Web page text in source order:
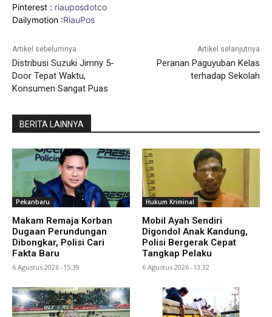
Pinterest : riauposdotco
Dailymotion :RiauPos
Artikel sebelumnya
Distribusi Suzuki Jimny 5-
Door Tepat Waktu,
Konsumen Sangat Puas
Artikel selanjutnya
Peranan Paguyuban Kelas
terhadap Sekolah
BERITA LAINNYA
Pekanbaru
Makam Remaja Korban
Dugaan Perundungan
Dibongkar, Polisi Cari
Fakta Baru
6 Agustus 2026 -15:39
Hukum Kriminal
Mobil Ayah Sendiri
Digondol Anak Kandung,
Polisi Bergerak Cepat
Tangkap Pelaku
6 Agustus 2026 -13:32